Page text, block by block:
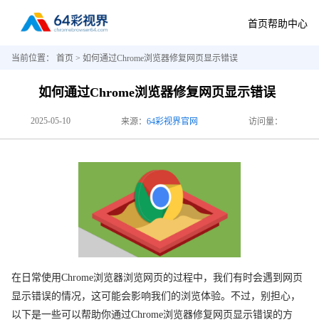
首页帮助中心
当前位置： 首页 > 如何通过Chrome浏览器修复网页显示错误
如何通过Chrome浏览器修复网页显示错误
2025-05-10 来源： 64彩视界官网 访问量：
在日常使用Chrome浏览器浏览网页的过程中，我们有时会遇到网页
显示错误的情况，这可能会影响我们的浏览体验。不过，别担心，
以下是一些可以帮助你通过Chrome浏览器修复网页显示错误的方